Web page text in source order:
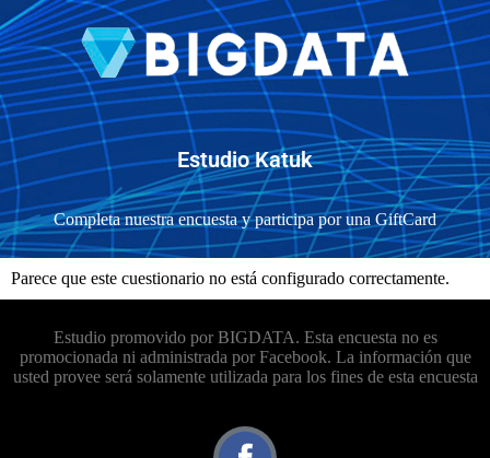
Estudio Katuk
Completa nuestra encuesta y participa por una GiftCard
Parece que este cuestionario no está configurado correctamente.
Estudio promovido por BIGDATA. Esta encuesta no es
promocionada ni administrada por Facebook. La información que
usted provee será solamente utilizada para los fines de esta encuesta